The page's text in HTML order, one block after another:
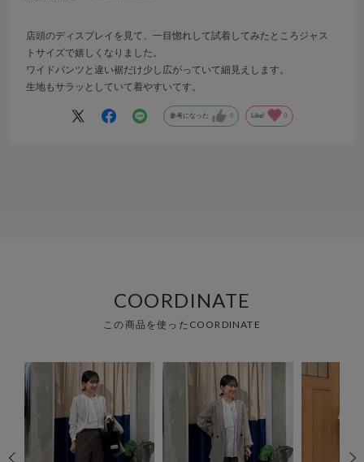
店頭のディスプレイを見て、一目惚れして試着してみたところジャス
トサイズで嬉しくなりました。
ワイドパンツと違い裾だけ少し広がっていて細見えします。
生地もサラッとしていて着やすいてす。
参考になった 0 Like! 0
COORDINATE
この商品を使ったCOORDINATE